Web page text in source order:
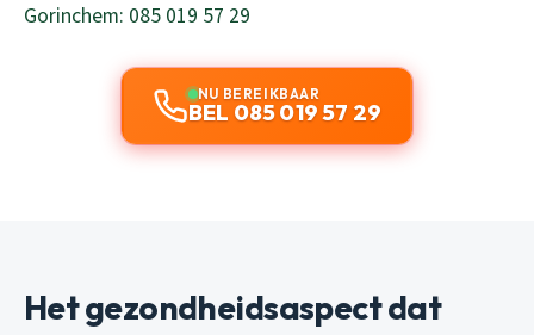
Gorinchem: 085 019 57 29
NU BEREIKBAAR
BEL 085 019 57 29
Het gezondheidsaspect dat